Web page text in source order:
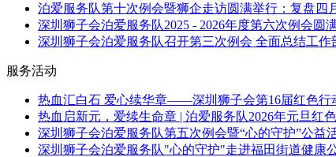
泊爱服务队第十次例会暨狮企走访圆满举行：复盘四
深圳狮子会泊爱服务队2025 - 2026年度第六次例会圆
深圳狮子会泊爱服务队召开第三次例会 全面总结工作
服务活动
热血汇白石 爱心续华章——深圳狮子会第16届红色行
热血启新元，爱续生命章 | 泊爱服务队2026年元旦红
深圳狮子会泊爱服务队第五次例会暨“心的守护”公益
深圳狮子会泊爱服务队"心的守护"走进福田街道健康